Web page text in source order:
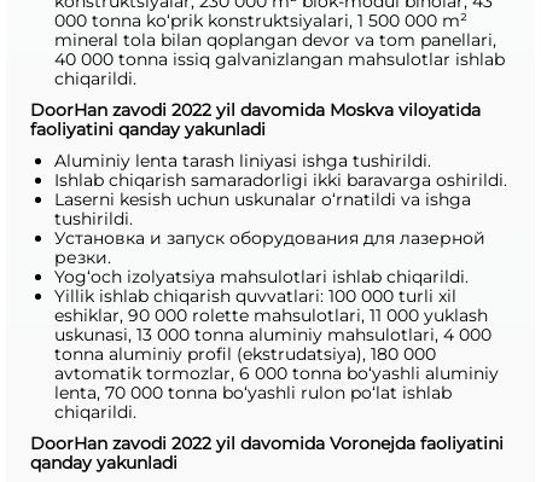
000 tonna ko‘prik konstruktsiyalari, 1 500 000 m²
mineral tola bilan qoplangan devor va tom panellari,
40 000 tonna issiq galvanizlangan mahsulotlar ishlab
chiqarildi.
DoorHan zavodi 2022 yil davomida Moskva viloyatida
faoliyatini qanday yakunladi
Aluminiy lenta tarash liniyasi ishga tushirildi.
Ishlab chiqarish samaradorligi ikki baravarga oshirildi.
Laserni kesish uchun uskunalar o‘rnatildi va ishga
tushirildi.
Установка и запуск оборудования для лазерной
резки.
Yog‘och izolyatsiya mahsulotlari ishlab chiqarildi.
Yillik ishlab chiqarish quvvatlari: 100 000 turli xil
eshiklar, 90 000 rolette mahsulotlari, 11 000 yuklash
uskunasi, 13 000 tonna aluminiy mahsulotlari, 4 000
tonna aluminiy profil (ekstrudatsiya), 180 000
avtomatik tormozlar, 6 000 tonna bo‘yashli aluminiy
lenta, 70 000 tonna bo‘yashli rulon po‘lat ishlab
chiqarildi.
DoorHan zavodi 2022 yil davomida Voronejda faoliyatini
qanday yakunladi